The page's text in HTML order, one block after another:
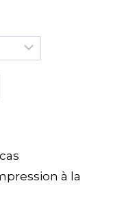
à la